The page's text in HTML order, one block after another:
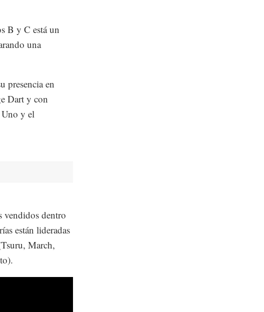
B y C está un
una
presencia en
Dart y con
Uno y el
vendidos dentro
están lideradas
March,